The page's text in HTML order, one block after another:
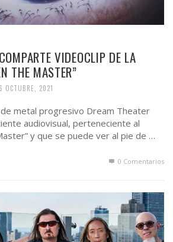
VIDEOCLIP DE LA
THE MASTER”
OCTUBRE, 2021
metal progresivo Dream Theater
audiovisual, perteneciente al
y que se puede ver al pie de …
0 Comentarios